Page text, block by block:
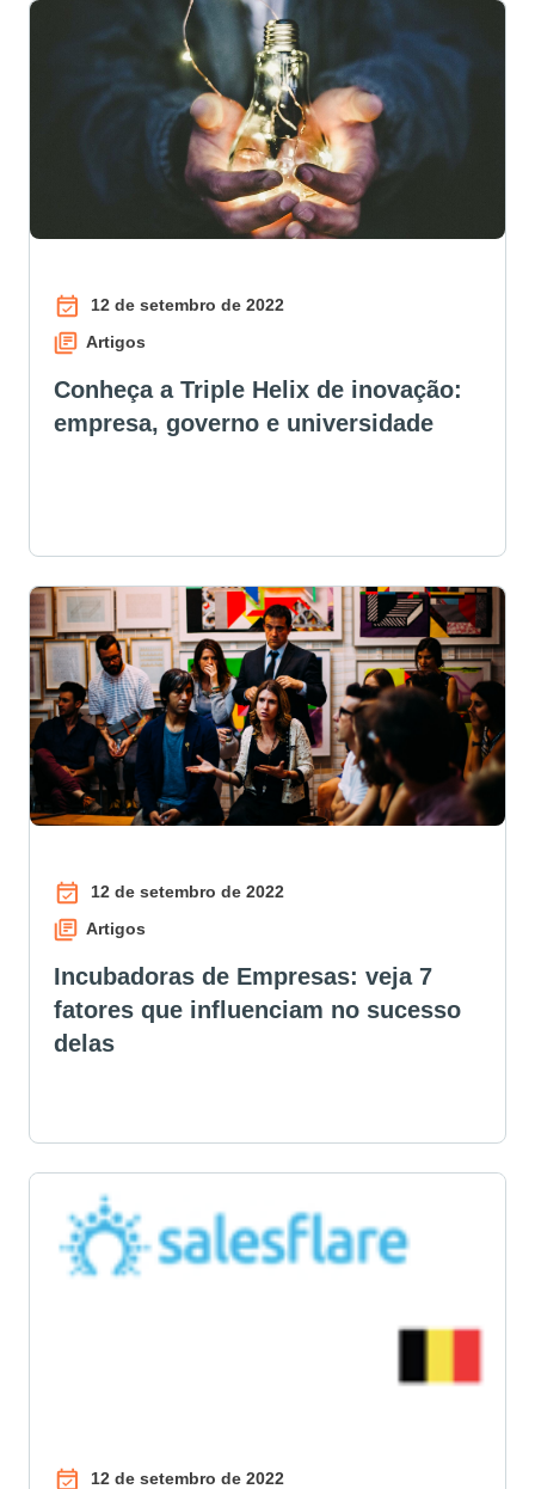
12 de setembro de 2022
Artigos
Conheça a Triple Helix de inovação:
empresa, governo e universidade
12 de setembro de 2022
Artigos
Incubadoras de Empresas: veja 7
fatores que influenciam no sucesso
delas
12 de setembro de 2022